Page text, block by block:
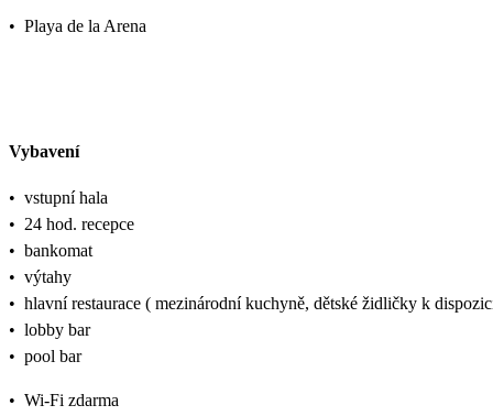
• Playa de la Arena
Vybavení
• vstupní hala
• 24 hod. recepce
• bankomat
• výtahy
• hlavní restaurace ( mezinárodní kuchyně, dětské židličky k
• lobby bar
• pool bar
• Wi-Fi zdarma